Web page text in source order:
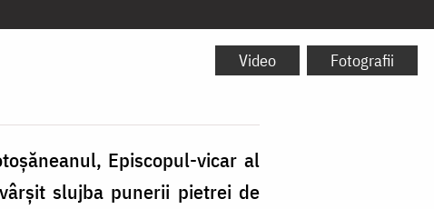
Video Fotografii
Episcopul-vicar al
slujba punerii pietrei de